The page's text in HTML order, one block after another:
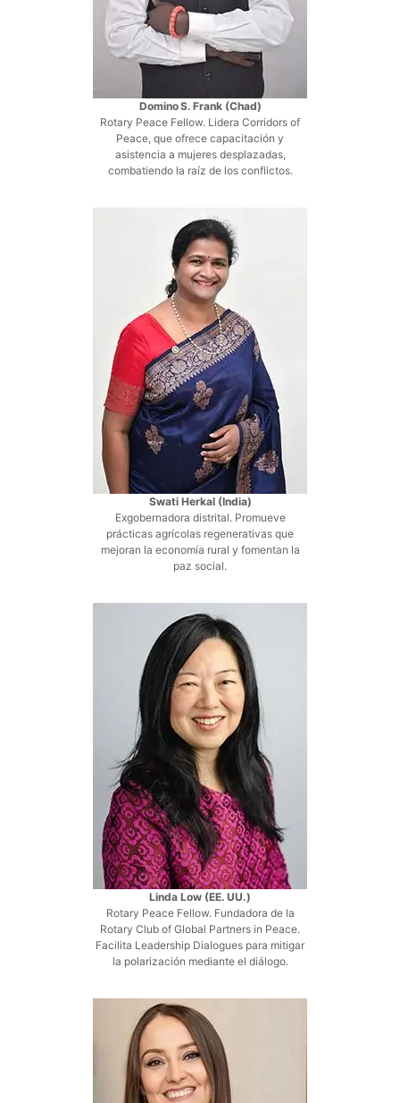
Domino S. Frank (Chad)
Rotary Peace Fellow. Lidera Corridors of
Peace, que ofrece capacitación y
asistencia a mujeres desplazadas,
combatiendo la raíz de los conflictos.
Swati Herkal (India)
Exgobernadora distrital. Promueve
prácticas agrícolas regenerativas que
mejoran la economía rural y fomentan la
paz social.
Linda Low (EE. UU.)
Rotary Peace Fellow. Fundadora de la
Rotary Club of Global Partners in Peace.
Facilita Leadership Dialogues para mitigar
la polarización mediante el diálogo.